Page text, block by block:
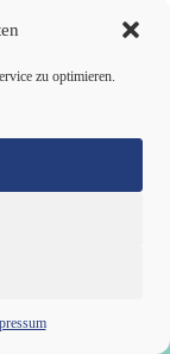
zu optimieren.